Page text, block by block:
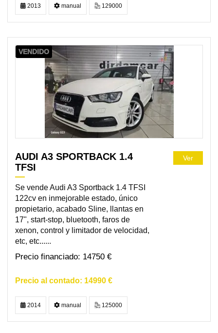
2013 manual 129000
VENDIDO
AUDI A3 SPORTBACK 1.4
TFSI
Se vende Audi A3 Sportback 1.4 TFSI
122cv en inmejorable estado, único
propietario, acabado Sline, llantas en
17", start-stop, bluetooth, faros de
xenon, control y limitador de velocidad,
etc, etc......
14750 €
14990 €
Ver
2014 manual 125000